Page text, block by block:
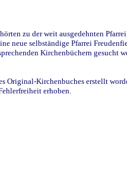
zu der weit ausgedehnten
neue selbständige Pfarrei
Kirchenbüchern gesucht
Original-Kirchenbuches erstellt
erhoben.